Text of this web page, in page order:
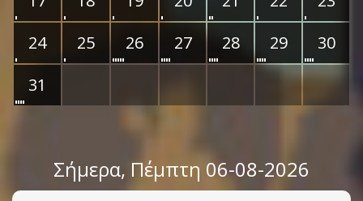
24
25 26 27 28 29
30
31
Σήμερα, Πέμπτη 06-08-2026